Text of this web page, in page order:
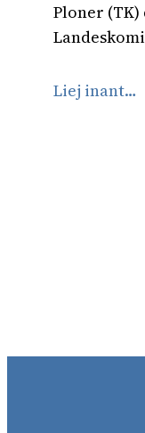
Ploner
Liej inant…